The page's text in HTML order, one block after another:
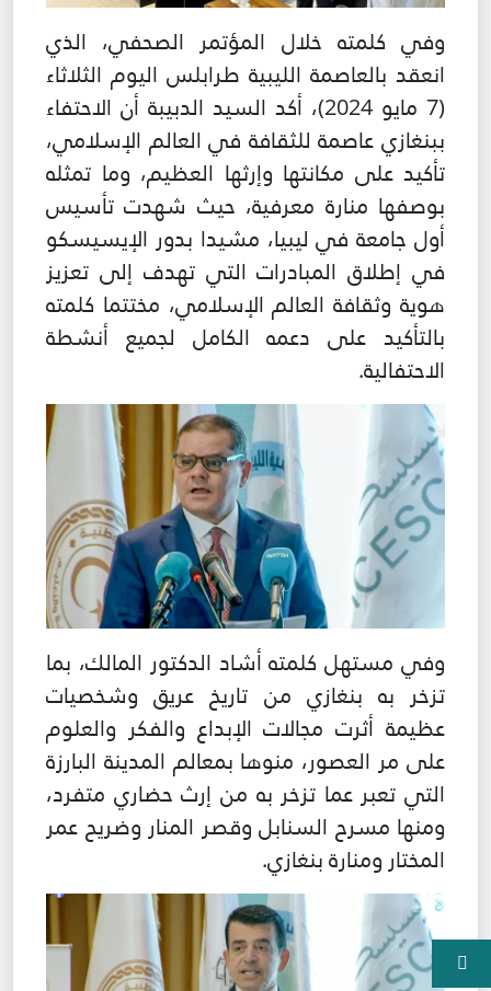
©حقوق الطبع والنشر للإيسيسكو. جميع الحقوق محفوظة.
شروط الاستخدام
سياسة الخصوصية
حقوق النسخ
إخلاء المسؤولية
سياسة وإجراءات أمن نظم المعلومات
سياسة وإجراءات الذكاء الاصطناعي
وفي كلمته خلال المؤتمر الصحفي، الذي
انعقد بالعاصمة الليبية طرابلس اليوم الثلاثاء
(7 مايو 2024)، أكد السيد الدبيبة أن الاحتفاء
ببنغازي عاصمة للثقافة في العالم الإسلامي،
تأكيد على مكانتها وإرثها العظيم، وما تمثله
بوصفها منارة معرفية، حيث شهدت تأسيس
أول جامعة في ليبيا، مشيدا بدور الإيسيسكو
في إطلاق المبادرات التي تهدف إلى تعزيز
هوية وثقافة العالم الإسلامي، مختتما كلمته
بالتأكيد على دعمه الكامل لجميع أنشطة
الاحتفالية.
وفي مستهل كلمته أشاد الدكتور المالك، بما
تزخر به بنغازي من تاريخ عريق وشخصيات
عظيمة أثرت مجالات الإبداع والفكر والعلوم
على مر العصور، منوها بمعالم المدينة البارزة
التي تعبر عما تزخر به من إرث حضاري متفرد،
ومنها مسرح السنابل وقصر المنار وضريح عمر
المختار ومنارة بنغازي.